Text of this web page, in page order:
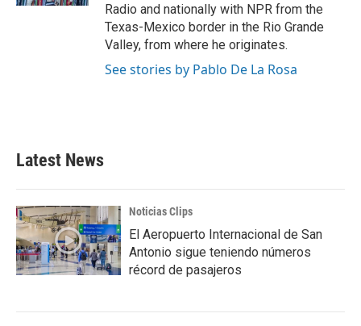
Radio and nationally with NPR from the
Texas-Mexico border in the Rio Grande
Valley, from where he originates.
See stories by Pablo De La Rosa
Latest News
Noticias Clips
El Aeropuerto Internacional de San
Antonio sigue teniendo números
récord de pasajeros